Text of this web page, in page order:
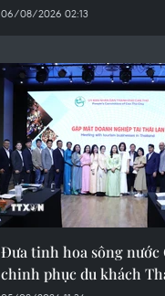
06/08/2026 02:13
Đưa tinh hoa sông nước
chinh phục du khách